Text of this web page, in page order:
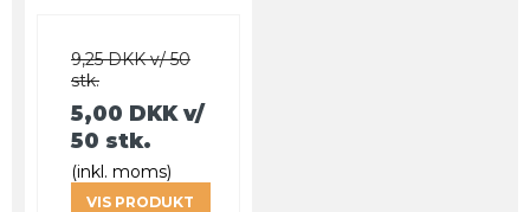
9,25 DKK v/ 50
stk.
5,00 DKKv/
50 stk.
(inkl. moms)
VIS PRODUKT